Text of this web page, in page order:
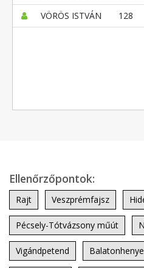
VÖRÖS ISTVÁN
128
Ellenőrzőpontok:
Rajt Veszprémfajsz
Pécsely-Tótvázsony műút
Vigándpetend Balatonhenye